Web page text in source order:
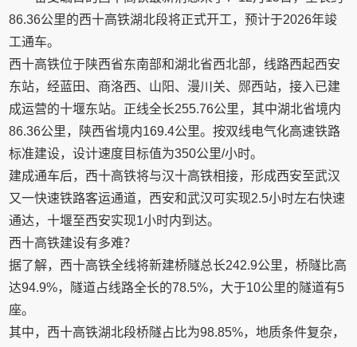
86.36公里的西十高铁湖北段将正式开工，预计于2026年竣
工通车。
西十高铁位于陕西省东南部和湖北省西北部，线路西起西安
东站，经蓝田、商洛西、山阳、漫川关、郧西站，接入已建
成运营的十堰东站。正线全长255.76公里，其中湖北省境内
86.36公里，陕西省境内169.4公里。按双线电气化高速铁路
标准建设，设计速度目标值为350公里/小时。
建成通车后，西十高铁将与汉十高铁相接，形成西安至武汉
又一快速铁路客运通道，西安和武汉可实现2.5小时左右快速
通达，十堰至西安实现1小时内到达。
西十高铁建设有多难？
据了解，西十高铁全线将新建桥隧总长242.9公里，桥隧比高
达94.9%，隧道占线路全长的78.5%，大于10公里的隧道有5
座。
其中，西十高铁湖北段桥隧占比为98.85%，地质条件复杂，